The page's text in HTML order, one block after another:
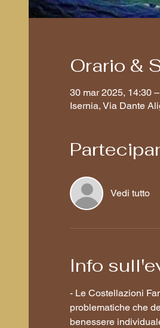
Orario &
30 mar 2025, 14:30
Isernia, Via Dante
Vedi tutto
Info
- Le Costellazioni
problematiche che
benessere